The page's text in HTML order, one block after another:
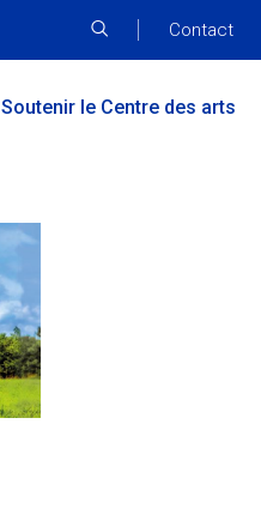
Menu
Contact
Soutenir le Centre des arts